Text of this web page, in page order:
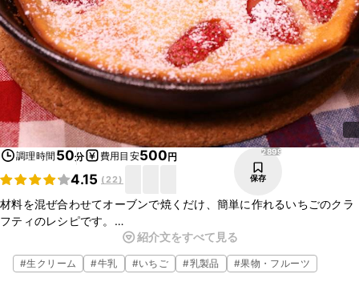
調理時間 50分 費用目安500円
4.15 (22)
2899
保存
材料を混ぜ合わせてオーブンで焼くだけ、簡単に作れるいちごのクラ
フティのレシピです。
今回は旬のいちごを使用しましたが、さくらんぼやりんご、ブルーベ
リーなど様々なフルーツに変えても作れるので、是非アレンジしてみ
てくださいね。
紹介文をすべて見る
#生クリーム #牛乳 #いちご #乳製品 #果物・フルーツ